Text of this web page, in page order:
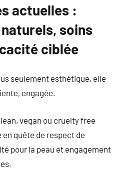
actuelles :
soins
ciblée
seulement esthétique, elle
engagée.
vegan ou cruelty free
quête de respect de
pour la peau et engagement